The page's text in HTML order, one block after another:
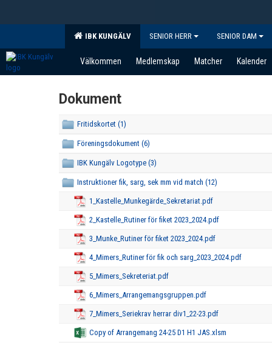
IBK KUNGÄLV SENIOR HERR SENIOR DAM
Välkommen Medlemskap Matcher Kalender
Dokument
Fritidskortet (1)
Föreningsdokument (6)
IBK Kungälv Logotype (3)
Instruktioner fik, sarg, sek mm vid match (12)
1_Kastelle_Munkegärde_Sekretariat.pdf
2_Kastelle_Rutiner för fiket 2023_2024.pdf
3_Munke_Rutiner för fiket 2023_2024.pdf
4_Mimers_Rutiner för fik och sarg_2023_2024.pdf
5_Mimers_Sekreteriat.pdf
6_Mimers_Arrangemangsgruppen.pdf
7_Mimers_Seriekrav herrar div1_22-23.pdf
Copy of Arrangemang 24-25 D1 H1 JAS.xlsm